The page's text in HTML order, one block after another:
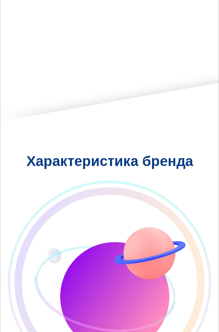
Характеристика бренда